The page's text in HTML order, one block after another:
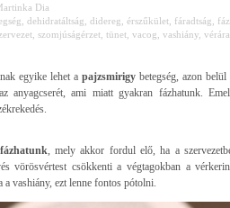
Dia
dehidratáltság didereg érszűkület fáradtság
szomjúságérzet tünet vacog vashiány
egyike lehet a pajzsmirigy betegség, azon
anyagcserét, ami miatt gyakran fázhatunk.
, mely akkor fordul elő, ha a
vörösvértest csökkenti a végtagokban a
vashiány, ezt lenne fontos pótolni.